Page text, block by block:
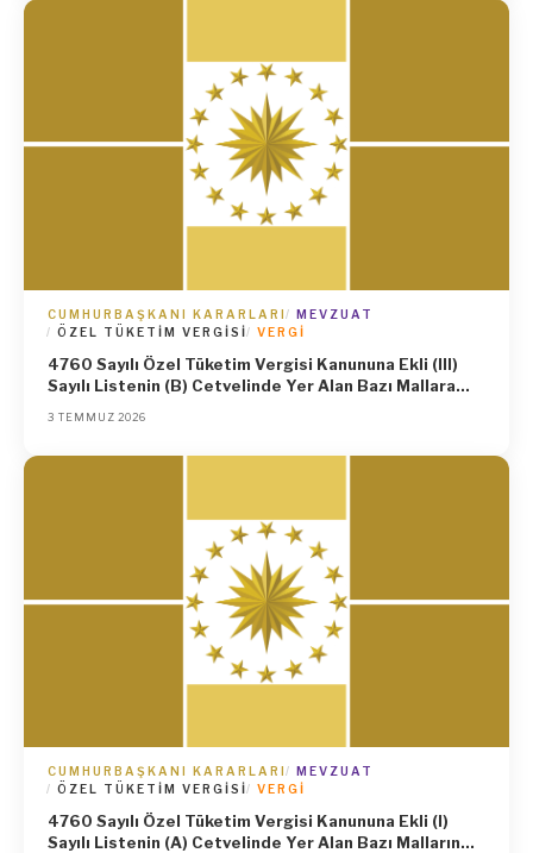
CUMHURBAŞKANI KARARLARI
MEVZUAT
ÖZEL TÜKETIM VERGISI
VERGI
4760 Sayılı Özel Tüketim Vergisi Kanununa Ekli (III)
Sayılı Listenin (B) Cetvelinde Yer Alan Bazı Mallara
3 TEMMUZ 2026
CUMHURBAŞKANI KARARLARI
MEVZUAT
ÖZEL TÜKETIM VERGISI
VERGI
4760 Sayılı Özel Tüketim Vergisi Kanununa Ekli (I)
Sayılı Listenin (A) Cetvelinde Yer Alan Bazı Malların